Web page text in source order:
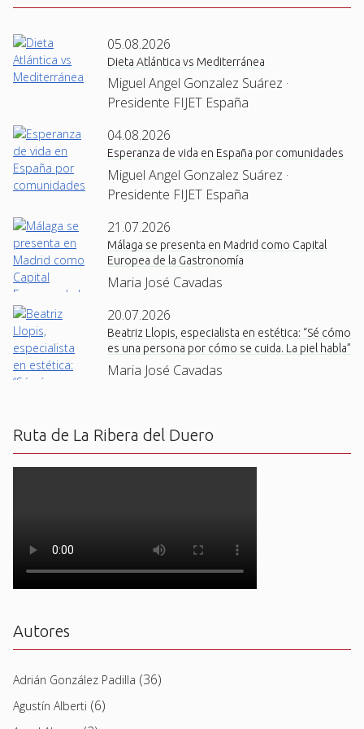
05.08.2026
Dieta Atlántica vs Mediterránea
Miguel Angel Gonzalez Suárez ·
Presidente FIJET España
04.08.2026
Esperanza de vida en España por comunidades
Miguel Angel Gonzalez Suárez ·
Presidente FIJET España
21.07.2026
Málaga se presenta en Madrid como Capital
Europea de la Gastronomía
Maria José Cavadas
20.07.2026
Beatriz Llopis, especialista en estética: “Sé cómo
es una persona por cómo se cuida. La piel habla”
Maria José Cavadas
Ruta de La Ribera del Duero
Autores
Adrián González Padilla (36)
Agustín Alberti (6)